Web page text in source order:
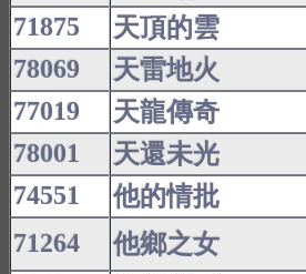
71875 天頂的雲
78069 天雷地火
77019 天龍傳奇
78001 天還未光
74551 他的情批
71264 他鄉之女